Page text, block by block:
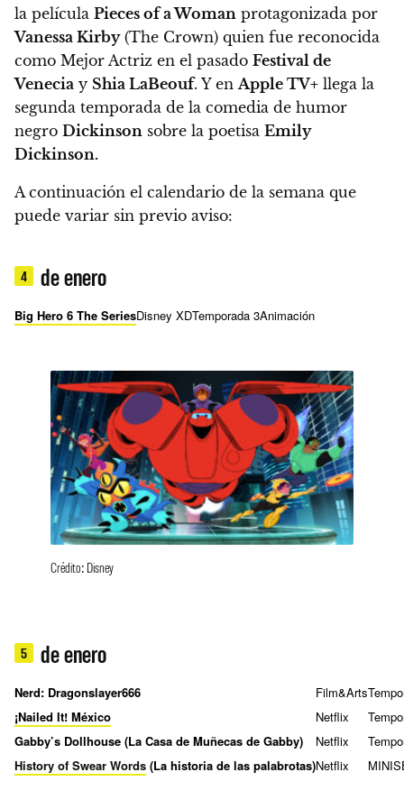
la película Pieces of a Woman protagonizada por
Vanessa Kirby(The Crown) quien fue reconocida
como Mejor Actriz en el pasado Festival de
Venecia y Shia LaBeouf. Y en Apple TV+ llega la
segunda temporada de la comedia de humor
negro Dickinson sobre la poetisa Emily
Dickinson.
A continuación el calendario de la semana que
puede variar sin previo aviso:
4 de enero
Big Hero 6 The SeriesDisney XDTemporada 3Animación
Crédito: Disney
5 de enero
Nerd: Dragonslayer666 Film&Arts
¡Nailed It! México
Netflix
Gabby’s Dollhouse (La Casa de Muñecas de Gabby)
Netflix
History of Swear Words (La historia de las palabrotas)Netflix